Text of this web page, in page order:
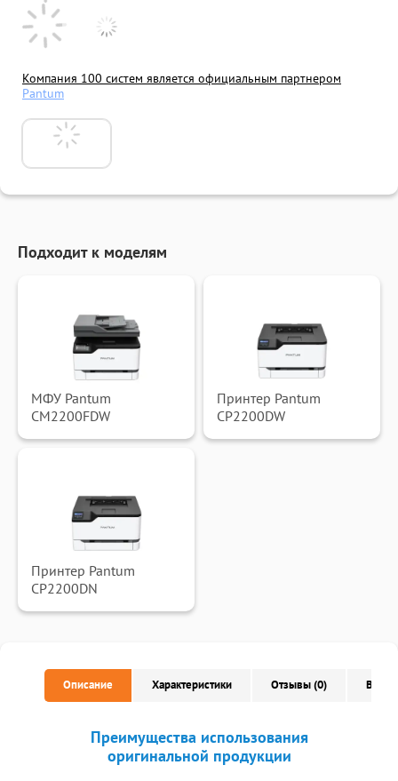
Компания 100 систем является официальным партнером
Pantum
Подходит к моделям
МФУ Pantum
CM2200FDW
Принтер Pantum
CP2200DW
Принтер Pantum
CP2200DN
Описание Характеристики Отзывы (0)
Преимущества использования
оригинальной продукции